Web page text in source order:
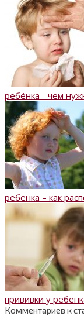
ребёнка - чем
ребенка – как
прививки у
Комментариев к